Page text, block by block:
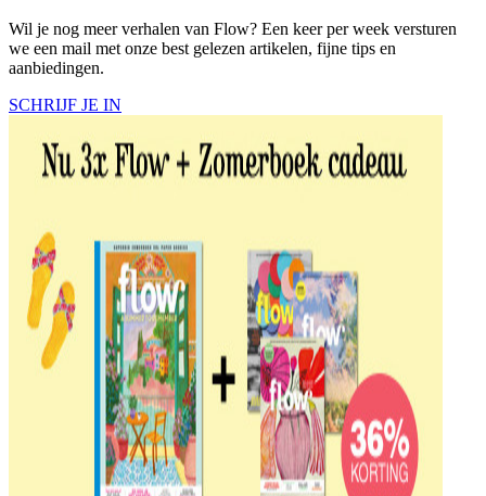
Wil je nog meer verhalen van Flow? Een keer per week versturen
we een mail met onze best gelezen artikelen, fijne tips en
aanbiedingen.
SCHRIJF JE IN